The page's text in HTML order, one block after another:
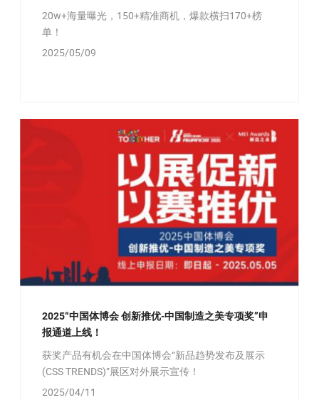
20w+海量曝光，150+精准商机，爆款横扫170+榜
单！
2025/05/09
2025“中国体博会 创新推优-中国制造之美专项奖”申
报通道上线！
获奖产品有机会在中国体博会“新品趋势发布及展示
(CSS TRENDS)”展区对外展示宣传！
2025/04/11